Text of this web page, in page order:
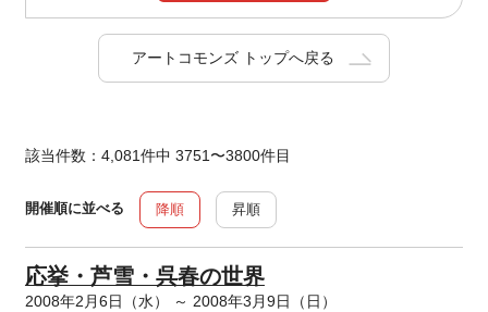
アートコモンズ トップへ戻る
該当件数：4,081件中 3751〜3800件目
開催順に並べる 降順 昇順
応挙・芦雪・呉春の世界
2008年2月6日（水） ～ 2008年3月9日（日）